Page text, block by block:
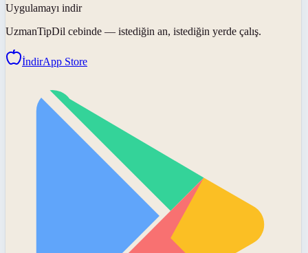
Uygulamayı indir
UzmanTipDil cebinde — istediğin an, istediğin yerde çalış.
İndirApp Store